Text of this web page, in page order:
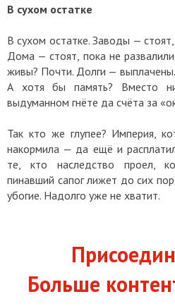
В сухом остатке
В сухом остатке. Заводы — стоят,
Дома — стоят, пока не
живы? Почти. Долги — выплачены.
А хотя бы память? Вместо
выдуманном гнёте да счёта за
Так кто же глупее? Империя,
накормила — да ещё и
те, кто наследство проел,
пинавший сапог лижет до сих
убогие. Надолго уже не хватит.
Больше